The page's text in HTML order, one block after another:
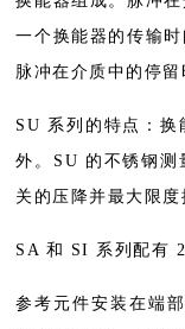
一个换能器的传输
脉冲在介质中的停留
SU 系列的特点：换
外。SU 的不锈钢测
关的压降并最大限度
SA 和 SI 系列配有
参考元件安装在端